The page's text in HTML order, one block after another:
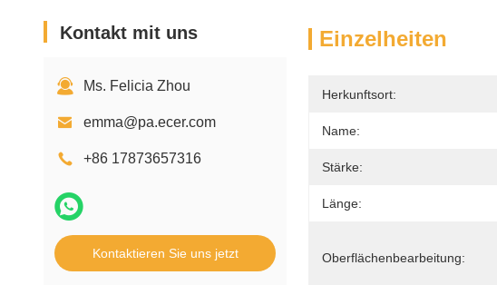
Kontakt mit uns
Ms. Felicia Zhou
emma@pa.ecer.com
+86 17873657316
Kontaktieren Sie uns jetzt
Einzelheiten
Herkunftsort:
Name:
Stärke:
Länge:
Oberflächenbearbeitung: